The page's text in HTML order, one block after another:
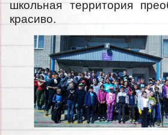
школьная территория
красиво.